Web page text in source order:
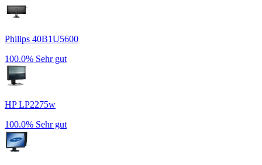
Philips 40B1U5600
100.0% Sehr gut
HP LP2275w
100.0% Sehr gut